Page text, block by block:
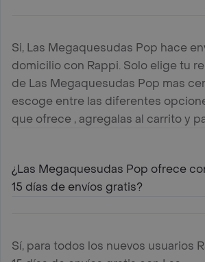
Si, Las Megaquesudas Pop hace
domicilio con Rappi. Solo elige tu
de Las Megaquesudas Pop mas
escoge entre las diferentes
que ofrece , agregalas al carrito y
¿Las Megaquesudas Pop ofrece
15 días de envíos gratis?
Sí, para todos los nuevos usuarios